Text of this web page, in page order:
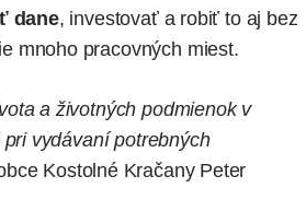
dane, investovať a robiť to aj bez
mnoho pracovných miest.
a životných podmienok v
vydávaní potrebných
Kostolné Kračany Peter